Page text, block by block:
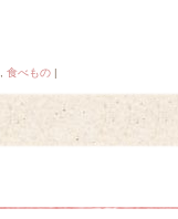
食べもの |